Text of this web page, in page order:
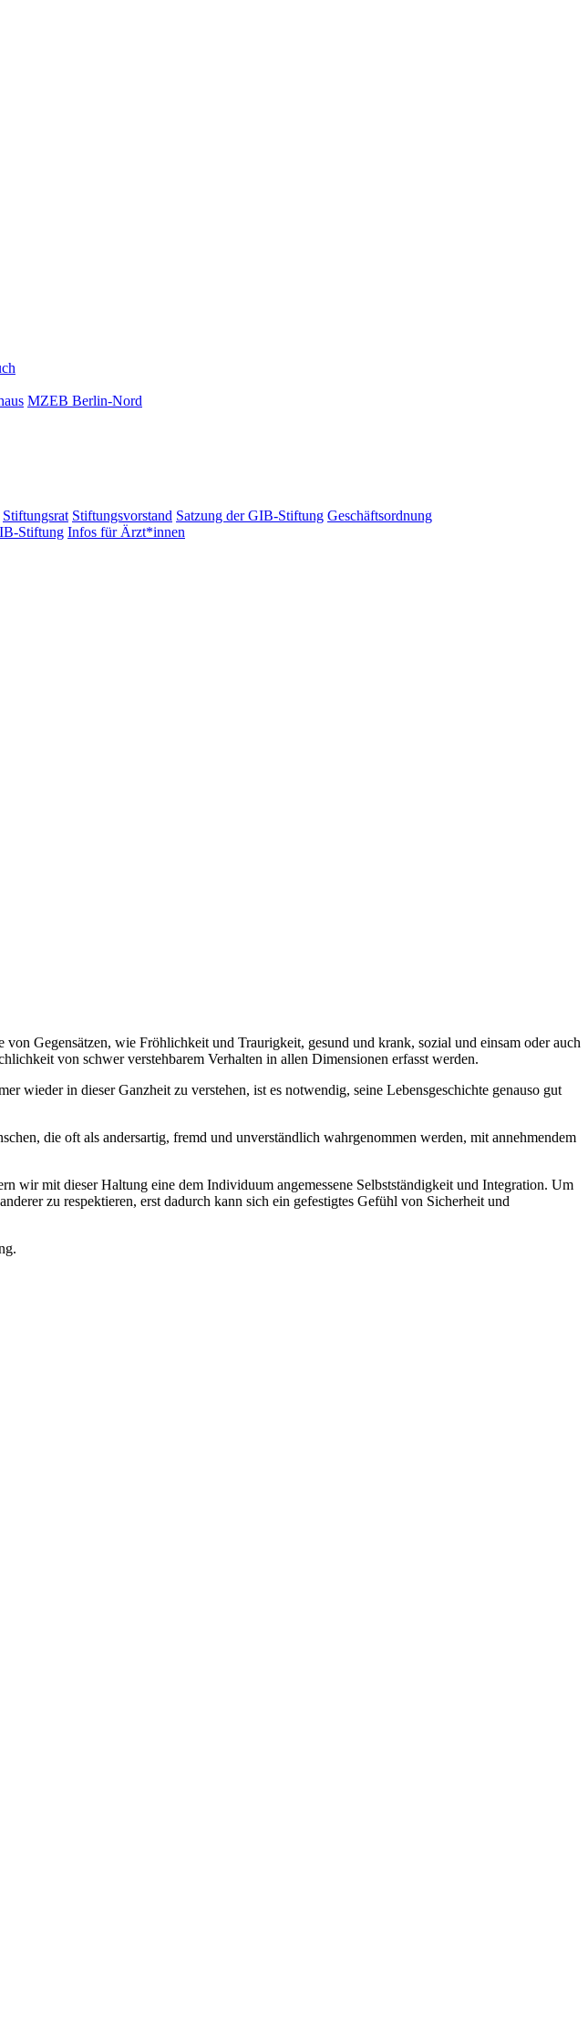
MZEB Berlin-Nord
Stiftungsrat Stiftungsvorstand Satzung der GIB-Stiftung Geschäftsordnung
Stiftung Infos für Ärzt*innen
Gegensätzen, wie Fröhlichkeit und Traurigkeit, gesund und krank, sozial und einsam oder auch
von schwer verstehbarem Verhalten in allen Dimensionen erfasst werden.
wieder in dieser Ganzheit zu verstehen, ist es notwendig, seine Lebensgeschichte genauso gut
die oft als andersartig, fremd und unverständlich wahrgenommen werden, mit annehmendem
wir mit dieser Haltung eine dem Individuum angemessene Selbstständigkeit und Integration. Um
zu respektieren, erst dadurch kann sich ein gefestigtes Gefühl von Sicherheit und